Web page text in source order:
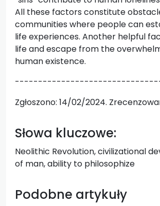
All these factors constitute
communities where people can
life experiences. Another helpful
life and escape from the
human existence.
Zgłoszono: 14/02/2024.
Słowa kluczowe:
Neolithic Revolution, civilizational
of man, ability to philosophize
Podobne artykuły